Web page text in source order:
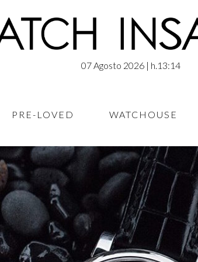
07 Agosto 2026 | h.13:14
PRE-LOVED WATCHOUSE